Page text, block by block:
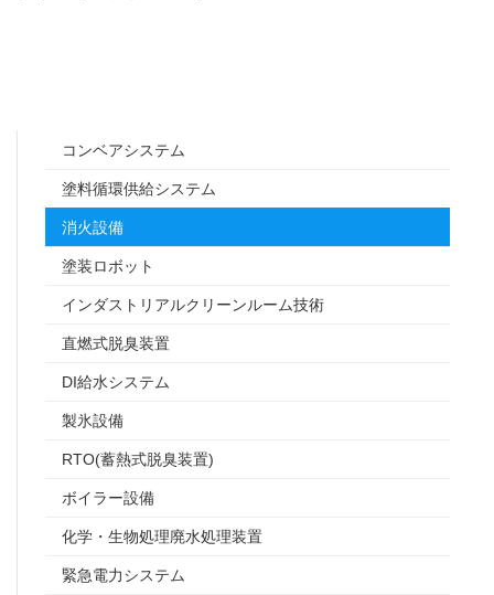
コンベアシステム
塗料循環供給システム
消火設備
塗装ロボット
インダストリアルクリーンルーム技術
直燃式脱臭装置
DI給水システム
製氷設備
RTO(蓄熱式脱臭装置)
ボイラー設備
化学・生物処理廃水処理装置
緊急電力システム